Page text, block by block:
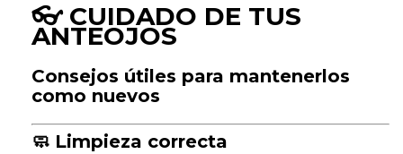
👓 CUIDADO DE TUS
ANTEOJOS
Consejos útiles para mantenerlos
como nuevos
🧼 Limpieza correcta